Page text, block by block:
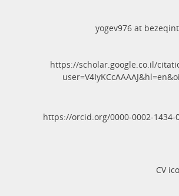
yogev976 at
https://scholar.google.co.il/
https://orcid.org/0000-0002-1434-